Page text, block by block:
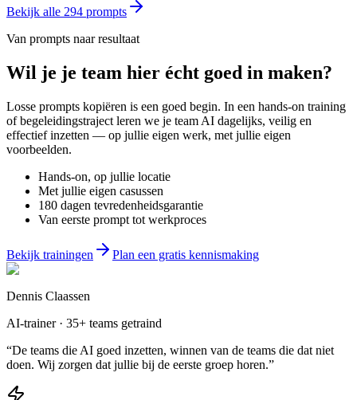
Bekijk alle 294 prompts
Van prompts naar resultaat
Wil je je team hier écht goed in maken?
Losse prompts kopiëren is een goed begin. In een hands-on training
of begeleidingstraject leren we je team AI dagelijks, veilig en
effectief inzetten — op jullie eigen werk, met jullie eigen
voorbeelden.
Hands-on, op jullie locatie
Met jullie eigen casussen
180 dagen tevredenheidsgarantie
Van eerste prompt tot werkproces
Bekijk trainingen Plan een gratis kennismaking
Dennis Claassen
AI-trainer · 35+ teams getraind
“De teams die AI goed inzetten, winnen van de teams die dat niet
doen. Wij zorgen dat jullie bij de eerste groep horen.”